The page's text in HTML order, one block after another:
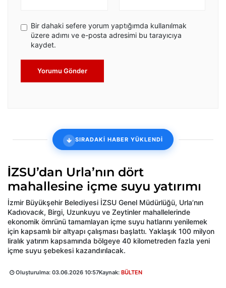
Bir dahaki sefere yorum yaptığımda kullanılmak
üzere adımı ve e-posta adresimi bu tarayıcıya
kaydet.
Yorumu Gönder
SIRADAKİ HABER YÜKLENDİ
İZSU’dan Urla’nın dört
mahallesine içme suyu yatırımı
İzmir Büyükşehir Belediyesi İZSU Genel Müdürlüğü, Urla’nın
Kadıovacık, Birgi, Uzunkuyu ve Zeytinler mahallelerinde
ekonomik ömrünü tamamlayan içme suyu hatlarını yenilemek
için kapsamlı bir altyapı çalışması başlattı. Yaklaşık 100 milyon
liralık yatırım kapsamında bölgeye 40 kilometreden fazla yeni
içme suyu şebekesi kazandırılacak.
Oluşturulma: 03.06.2026 10:57Kaynak: BÜLTEN